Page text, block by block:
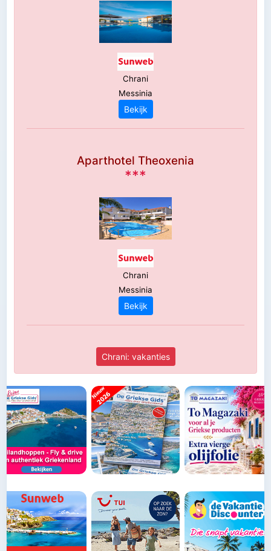
Chrani
Messinia
Bekijk
Aparthotel Theoxenia
***
Chrani
Messinia
Bekijk
Chrani: vakanties